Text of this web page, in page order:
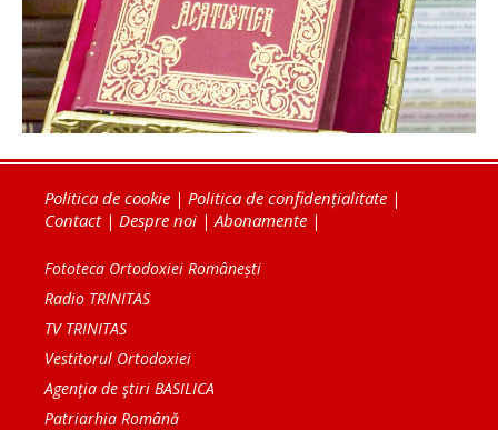
Politica de cookie | Politica de confidențialitate |
Contact| Despre noi | Abonamente |
Fototeca Ortodoxiei Românești
Radio TRINITAS
TV TRINITAS
Vestitorul Ortodoxiei
Agenţia de ştiri BASILICA
Patriarhia Română